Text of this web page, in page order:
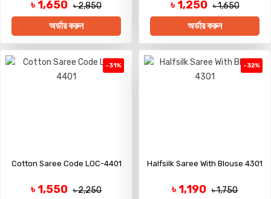
৳ 1,650 ৳ 2,850
অর্ডার করুন
৳ 1,250 ৳ 1,650
অর্ডার করুন
-31%
Cotton Saree Code LOC-4401
৳ 1,550 ৳ 2,250
-32%
Halfsilk Saree With Blouse 4301
৳ 1,190 ৳ 1,750